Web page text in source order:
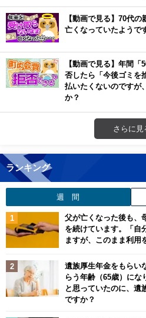
【動画で見る】70代の
亡くなっていたようで
【動画で見る】年間「
否したら「今後ゴミを
払いたくないのですが
か？
さらに見
ランキング
週 間
父が亡くなった後も、
を続けています。「自
ますが、このまま利用
遺族厚生年金をもらい
らう年齢（65歳）にな
と思っていたのに、遺
ですか？